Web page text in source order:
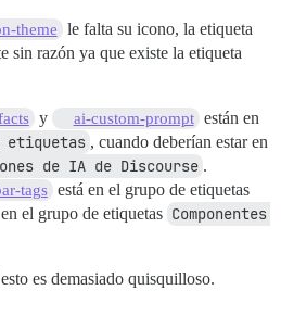
theme le falta su icono, la etiqueta
sin razón ya que existe la etiqueta
y ai-custom-prompt están en
etiquetas , cuando deberían estar en
de IA de Discourse .
tags está en el grupo de etiquetas
el grupo de etiquetas Componentes
es demasiado quisquilloso.